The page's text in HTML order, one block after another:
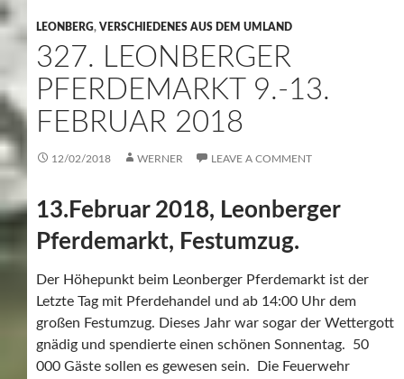
LEONBERG, VERSCHIEDENES AUS DEM UMLAND
327. LEONBERGER
PFERDEMARKT 9.-13.
FEBRUAR 2018
12/02/2018 WERNER LEAVE A COMMENT
13.Februar 2018, Leonberger
Pferdemarkt, Festumzug.
Der Höhepunkt beim Leonberger Pferdemarkt ist der
Letzte Tag mit Pferdehandel und ab 14:00 Uhr dem
großen Festumzug. Dieses Jahr war sogar der Wettergott
gnädig und spendierte einen schönen Sonnentag. 50
000 Gäste sollen es gewesen sein. Die Feuerwehr